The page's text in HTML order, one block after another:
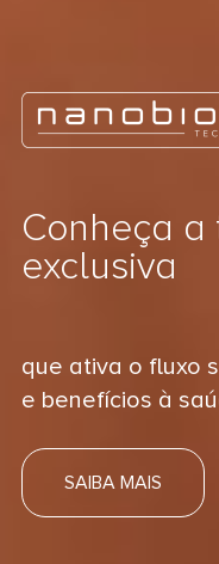
Conheça
exclusiva
que ativa o fluxo
e benefícios à
SAIBA MAIS